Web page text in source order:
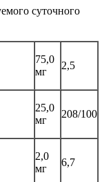
суточного
75,0
мг
2,5
25,0
мг
208/100
2,0
мг
6,7